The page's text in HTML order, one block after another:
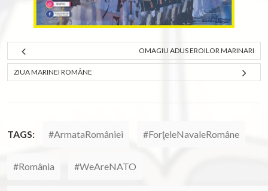
OMAGIU ADUS EROILOR MARINARI
ZIUA MARINEI ROMÂNE
TAGS: #ArmataRomâniei #ForţeleNavaleRomâne
#România #WeAreNATO